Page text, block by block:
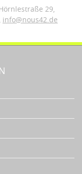
29,
, info@nous42.de